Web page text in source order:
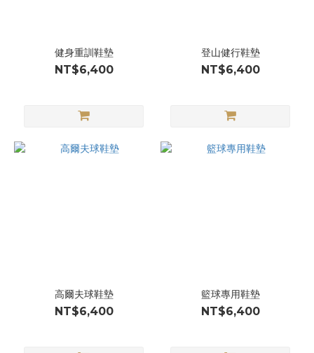
健身重訓鞋墊
NT$6,400
登山健行鞋墊
NT$6,400
高爾夫球鞋墊
NT$6,400
籃球專用鞋墊
NT$6,400